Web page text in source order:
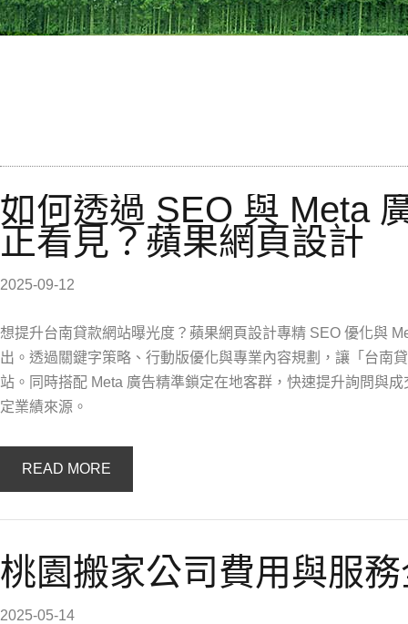
如何透過 SEO 與 Meta
正看見？蘋果網頁設計
2025-09-12
想提升台南貸款網站曝光度？蘋果網頁設計專精 SEO 優化與
出。透過關鍵字策略、行動版優化與專業內容規劃，讓「台南
站。同時搭配 Meta 廣告精準鎖定在地客群，快速提升詢問與
定業績來源。
READ MORE
桃園搬家公司費用與服
2025-05-14